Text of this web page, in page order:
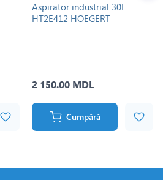
Aspirator industrial 30L
HT2E412 HOEGERT
2 150.00 MDL
Cumpără